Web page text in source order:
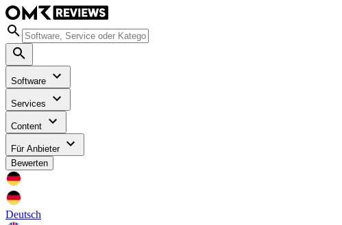
Software
Services
Content
Für Anbieter
Bewerten
Deutsch